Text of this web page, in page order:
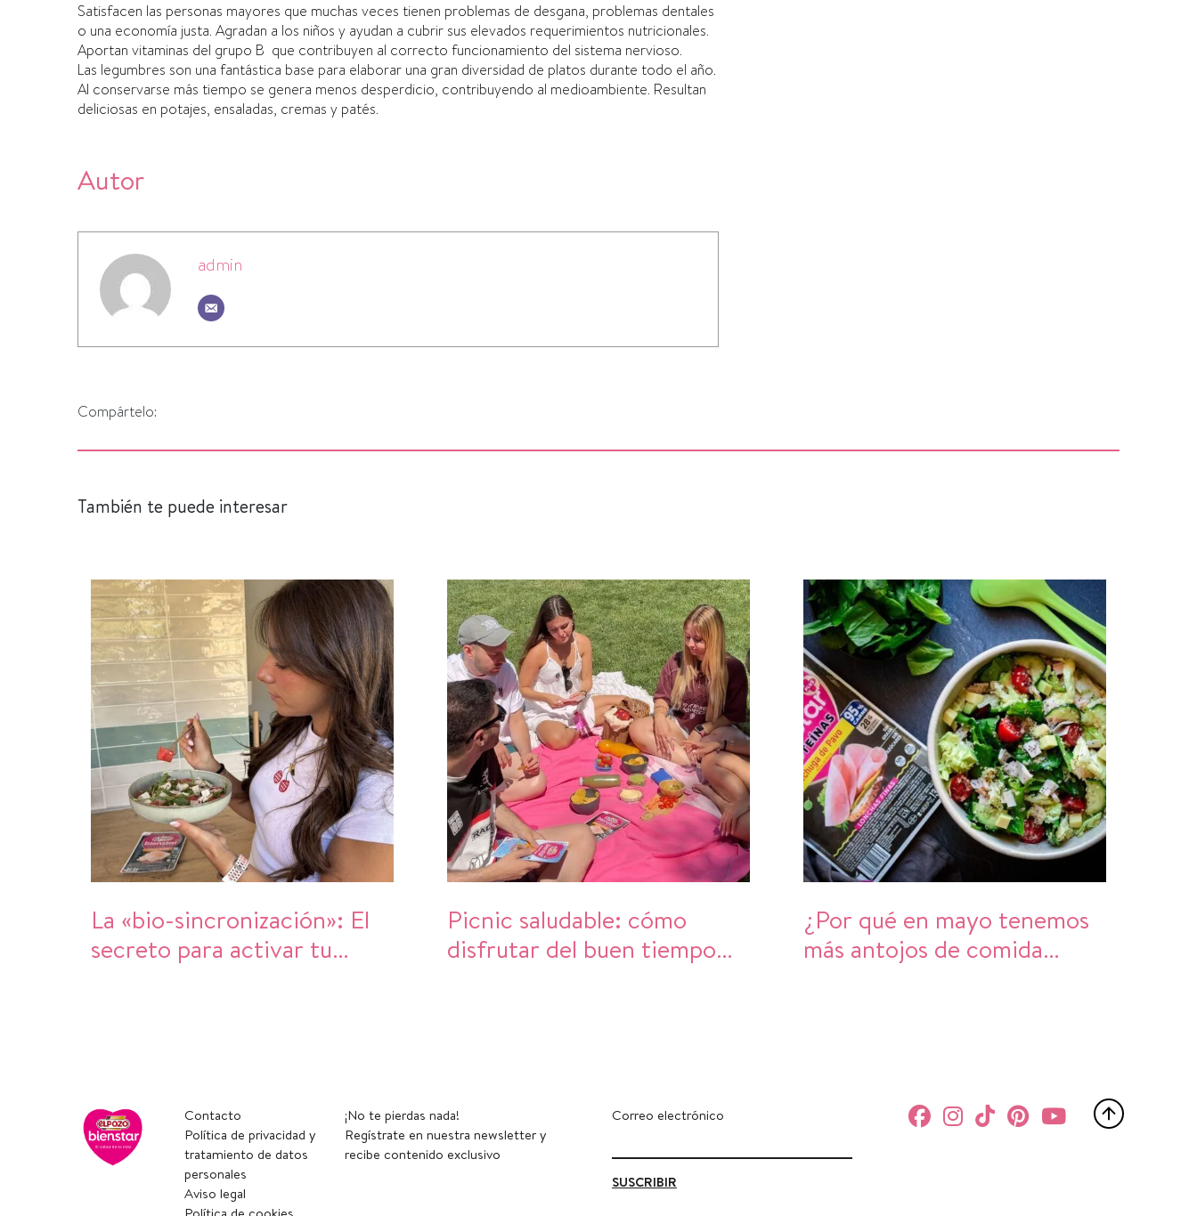
Satisfacen las personas mayores que muchas veces tienen problemas de desgana, problemas dentales
o una economí­a justa. Agradan a los niños y ayudan a cubrir sus elevados requerimientos nutricionales.
Aportan vitaminas del grupo B que contribuyen al correcto funcionamiento del sistema nervioso.
Las legumbres son una fantástica base para elaborar una gran diversidad de platos durante todo el año.
Al conservarse más tiempo se genera menos desperdicio, contribuyendo al medioambiente. Resultan
deliciosas en potajes, ensaladas, cremas y patés.
Autor
admin
Compártelo:
También te puede interesar
La «bio-sincronización»: El
secreto para activar tu
Picnic saludable: cómo
disfrutar del buen tiempo
¿Por qué en mayo tenemos
más antojos de comida
Contacto
Política de privacidad y
tratamiento de datos
personales
Aviso legal
¡No te pierdas nada!
Regístrate en nuestra newsletter y
recibe contenido exclusivo
Correo electrónico
SUSCRIBIR